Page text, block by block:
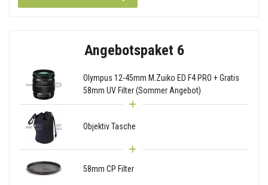
Angebotspaket 6
Olympus 12-45mm M.Zuiko ED F4 PRO + Gratis
58mm UV Filter (Sommer Angebot)
Objektiv Tasche
58mm CP Filter